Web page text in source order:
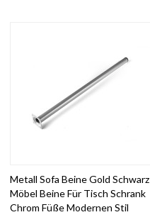
Metall Sofa Beine Gold Schwarz
Möbel Beine Für Tisch Schrank
Chrom Füße Modernen Stil